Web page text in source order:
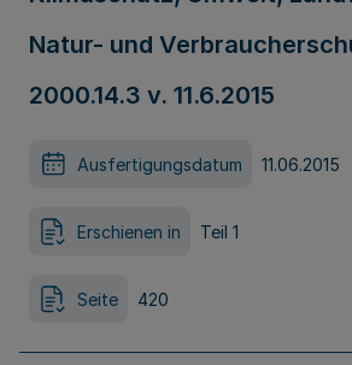
Natur- und
2000.14.3 v. 11.6.2015
Ausfertigungsdatum 11.06.2015
Erschienen in Teil 1
Seite 420